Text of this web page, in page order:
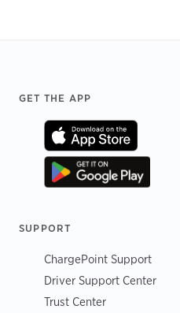
Footer
GET THE APP
SUPPORT
ChargePoint Support
Driver Support Center
Trust Center